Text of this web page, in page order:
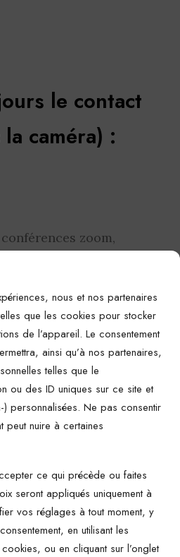
nous et nos partenaires
que les cookies pour stocker
de l’appareil. Le consentement
ainsi qu’à nos partenaires,
telles que le
ou des ID uniques sur ce site et
personnalisées. Ne pas consentir
peut nuire à certaines
ce qui précède ou faites
seront appliqués uniquement à
vos réglages à tout moment, y
en utilisant les
ou en cliquant sur l’onglet
le contact
caméra) :
zoom,
affichés sur notre
tentant de
ces images,
directement avez
les yeux.
si votre fenêtre zoom est
du temps, lorsque
vous allez par
instinctivement vers
qui peut donner